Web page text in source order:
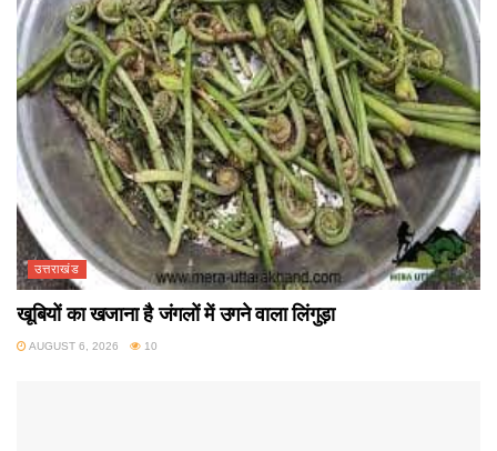
उत्तराखंड
खूबियों का खजाना है जंगलों में उगने वाला लिंगुड़ा
AUGUST 6, 2026 10